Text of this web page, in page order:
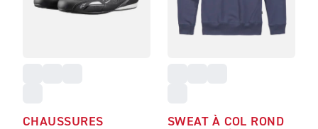
CHAUSSURES
SWEAT À COL ROND